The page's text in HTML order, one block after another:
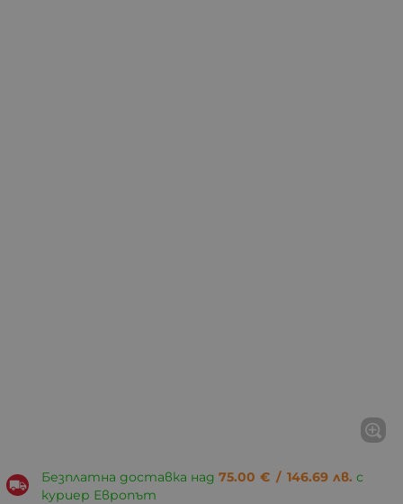
Безплатна доставка над 75.00 € / 146.69 лв. с
куриер Европът